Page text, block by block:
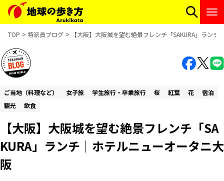
TOP 特派員ブログ 【大阪】大阪城を望む絶景フレンチ「SAKURA」ラン
ご当地（料理など） 女子旅 学生旅行・卒業旅行 桜 紅葉 花
宿泊
観光
飲食
【大阪】大阪城を望む絶景フレンチ「SA
KURA」ランチ｜ホテルニューオータニ大
阪